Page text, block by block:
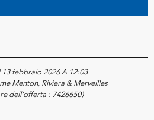
febbraio 2026 A 12:03
Menton, Riviera & Merveilles
dell'offerta : 7426650)